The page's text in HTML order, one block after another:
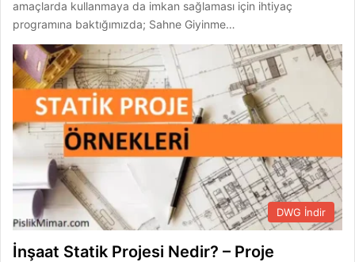
amaçlarda kullanmaya da imkan sağlaması için ihtiyaç
programına baktığımızda; Sahne Giyinme…
DWG İndir
İnşaat Statik Projesi Nedir? – Proje